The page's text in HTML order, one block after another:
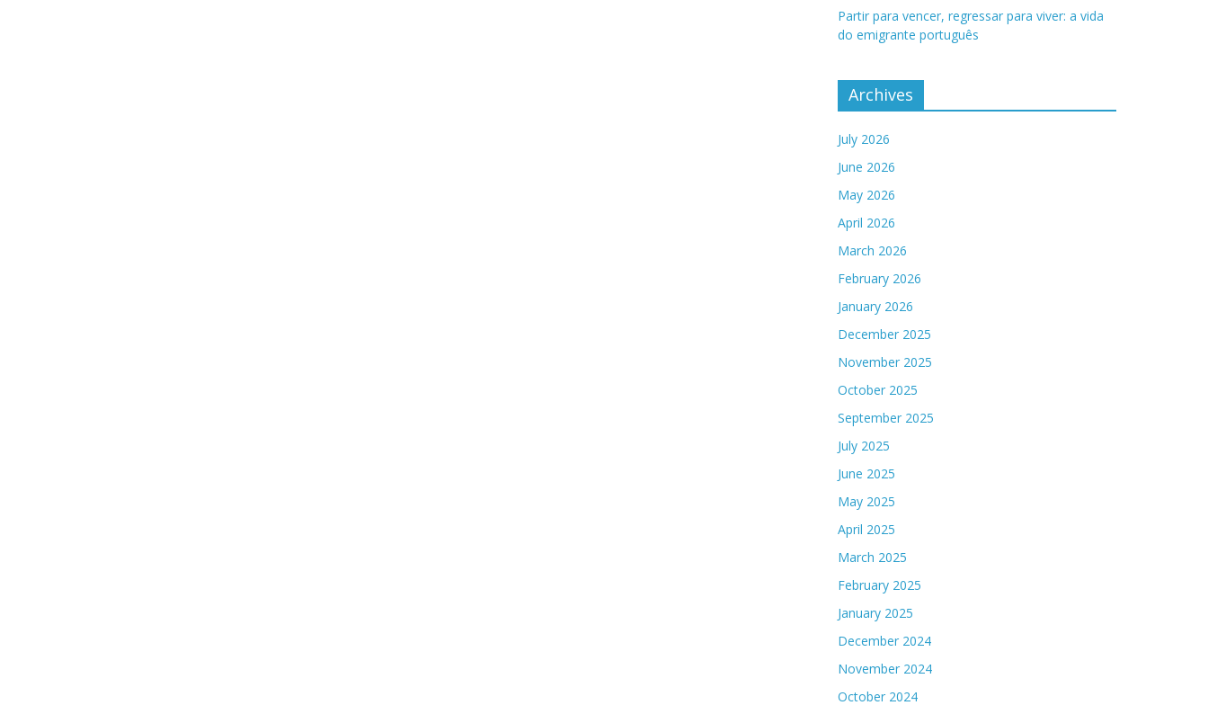
Partir para vencer, regressar para viver: a vida
do emigrante português
Archives
July 2026
June 2026
May 2026
April 2026
March 2026
February 2026
January 2026
December 2025
November 2025
October 2025
September 2025
July 2025
June 2025
May 2025
April 2025
March 2025
February 2025
January 2025
December 2024
November 2024
October 2024